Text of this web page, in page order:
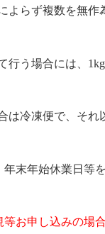
よらず複数を無作
行う場合には、1kg
は冷凍便で、それ
末年始休業日等
等お申し込みの場